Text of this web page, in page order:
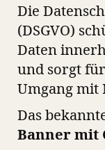
Die
(DSGVO)
Daten
und sorgt
Umgang
Das
Banner mit